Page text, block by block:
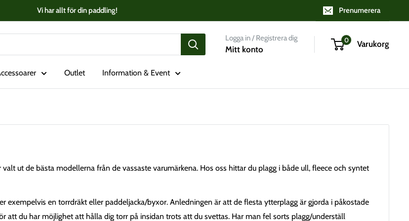
Vi har allt för din paddling! Prenumerera
Logga in / Registrera dig
Mitt konto
0 Varukorg
Outlet Information & Event
ut de bästa modellerna från de vassaste varumärkena. Hos oss hittar du plagg i både ull, fleece och syntet
exempelvis en torrdräkt eller paddeljacka/byxor. Anledningen är att de flesta ytterplagg är gjorda i påkostade
att du har möjlighet att hålla dig torr på insidan trots att du svettas. Har man fel sorts plagg/underställ